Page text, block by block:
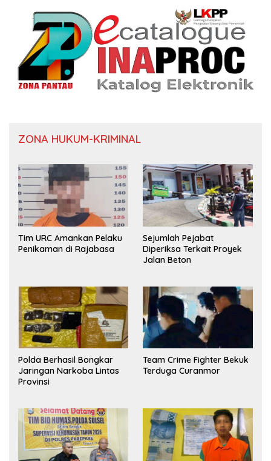
ZONA HUKUM-KRIMINAL
Tim URC Amankan Pelaku
Penikaman di Rajabasa
Sejumlah Pejabat
Diperiksa Terkait Proyek
Jalan Beton
Polda Berhasil Bongkar
Jaringan Narkoba Lintas
Provinsi
Team Crime Fighter Bekuk
Terduga Curanmor